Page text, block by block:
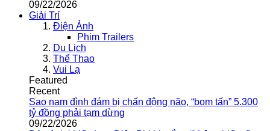
09/22/2026
Giải Trí
Điện Ảnh
Phim Trailers
Du Lịch
Thể Thao
Vui Lạ
Featured
Recent
Sao nam đình đám bị chấn động não, “bom tấn” 5.300
tỷ đồng phải tạm dừng
09/22/2026